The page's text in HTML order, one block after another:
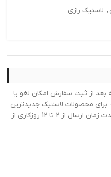
, لاستیک رازی
بعد از ثبت سفارش امکان لغو یا
برای محصولات لاستیک جدیدترین
گل تولیدی شرکت ارسال می شود - مدت زمان ارسال از 2 تا 12 روزکاری از